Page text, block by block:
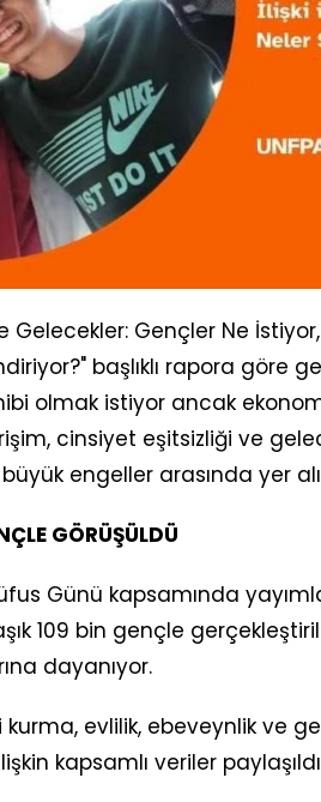
Gelecekler: Gençler Ne
başlıklı rapora göre
olmak istiyor ancak
cinsiyet eşitsizliği ve
engeller arasında yer
GÖRÜŞÜLDÜ
Günü kapsamında
109 bin gençle
dayanıyor.
evlilik, ebeveynlik ve
kapsamlı veriler